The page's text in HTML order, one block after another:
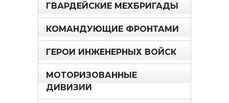
ГВАРДЕЙСКИЕ МЕХБРИГАДЫ
КОМАНДУЮЩИЕ ФРОНТАМИ
ГЕРОИ ИНЖЕНЕРНЫХ ВОЙСК
МОТОРИЗОВАННЫЕ
ДИВИЗИИ